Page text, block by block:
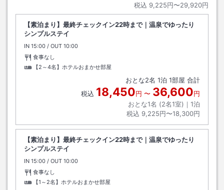
税込 9,225円〜29,920円
【素泊まり】最終チェックイン22時まで｜温泉でゆったり
シンプルステイ
IN チェックイン
15:00 / OUT チェックアウト
10:00
食事なし
【2～4名】ホテルおまかせ部屋
おとな2名 1泊 1部屋 合計
税込 18,450円 〜 36,600円
おとな1名 (2名1室)｜ 1泊
税込 9,225円〜18,300円
【素泊まり】最終チェックイン22時まで｜温泉でゆったり
シンプルステイ
IN チェックイン
15:00 / OUT チェックアウト
10:00
食事なし
【1～2名】ホテルおまかせ部屋